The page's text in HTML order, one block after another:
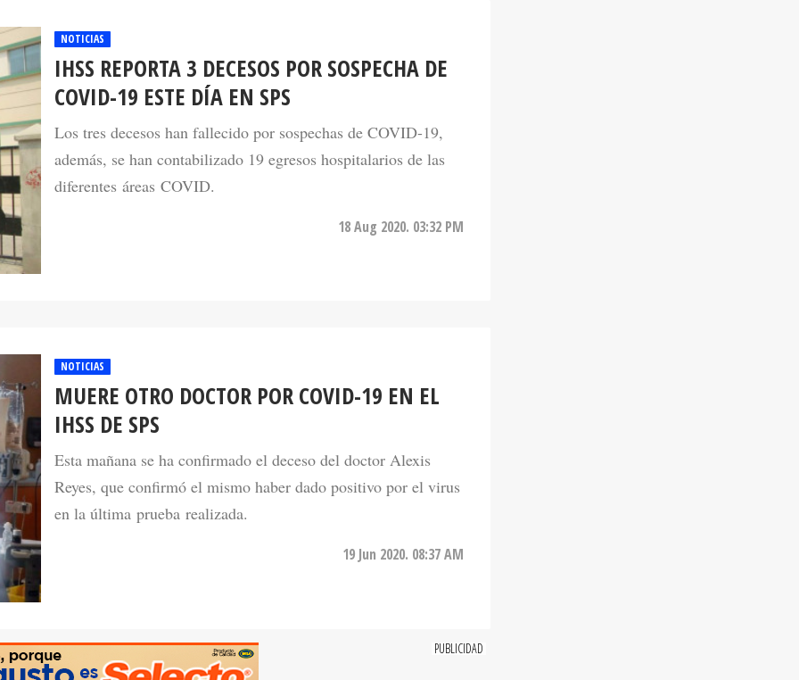
NOTICIAS
IHSS REPORTA 3 DECESOS POR SOSPECHA DE
COVID-19 ESTE DÍA EN SPS
Los tres decesos han fallecido por sospechas de COVID-19,
además, se han contabilizado 19 egresos hospitalarios de las
diferentes áreas COVID.
18 Aug 2020. 03:32 PM
NOTICIAS
MUERE OTRO DOCTOR POR COVID-19 EN EL
IHSS DE SPS
Esta mañana se ha confirmado el deceso del doctor Alexis
Reyes, que confirmó el mismo haber dado positivo por el virus
en la última prueba realizada.
19 Jun 2020. 08:37 AM